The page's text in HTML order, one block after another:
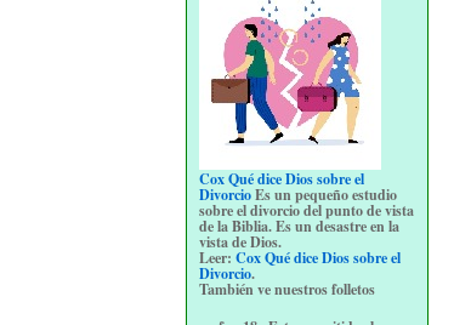
Cox Qué dice Dios sobre el
DivorcioEs un pequeño estudio
sobre el divorcio del punto de vista
de la Biblia. Es un desastre en la
vista de Dios.
Leer: Cox Qué dice Dios sobre el
Divorcio.
También ve nuestros folletos